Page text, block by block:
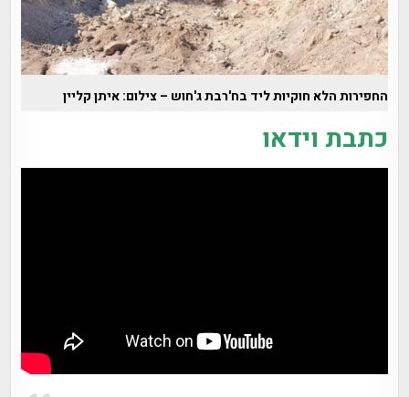
החפירות הלא חוקיות ליד בח'רבת ג'חוש – צילום: איתן קליין
כתבת וידאו